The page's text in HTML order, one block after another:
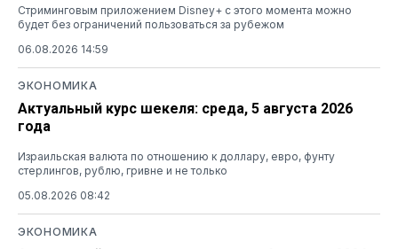
Стриминговым приложением Disney+ с этого момента можно
будет без ограничений пользоваться за рубежом
06.08.2026 14:59
ЭКОНОМИКА
Актуальный курс шекеля: среда, 5 августа 2026
года
Израильская валюта по отношению к доллару, евро, фунту
стерлингов, рублю, гривне и не только
05.08.2026 08:42
ЭКОНОМИКА